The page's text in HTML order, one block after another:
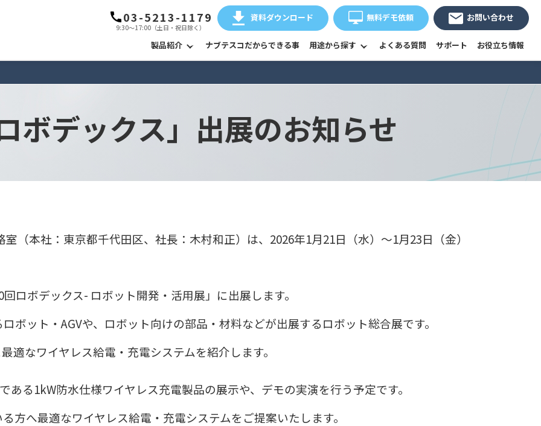
製品紹介 ナブテスコだからできる事 用途から探す よくある質問 サポート お役立ち情報
03-5213-1179
9:30～17:00（土日・祝日除く）
資料ダウンロード 無料デモ依頼 お問い合わせ
ボデックス」出展のお知らせ
（本社：東京都千代田区、社長：木村和正）は、2026年1月21日（水）～1月23日（金）
ロボデックス- ロボット開発・活用展」に出展します。
ボット・AGVや、ロボット向けの部品・材料などが出展するロボット総合展です。
適なワイヤレス給電・充電システムを紹介します。
ある1kW防水仕様ワイヤレス充電製品の展示や、デモの実演を行う予定です。
方へ最適なワイヤレス給電・充電システムをご提案いたします。